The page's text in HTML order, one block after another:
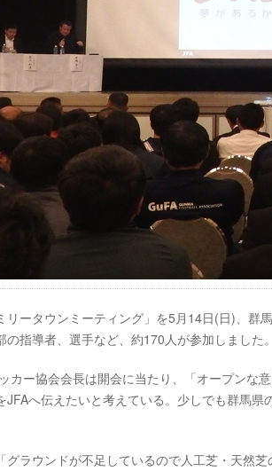
リータウンミーティング」を5月14日(日)、
の指導者、選手など、約170人が参加しました。
カー協会会長は開会に当たり、「オープンな
JFAへ伝えたいと考えている。少しでも群馬
グラウンドが不足しているので人工芝・天然